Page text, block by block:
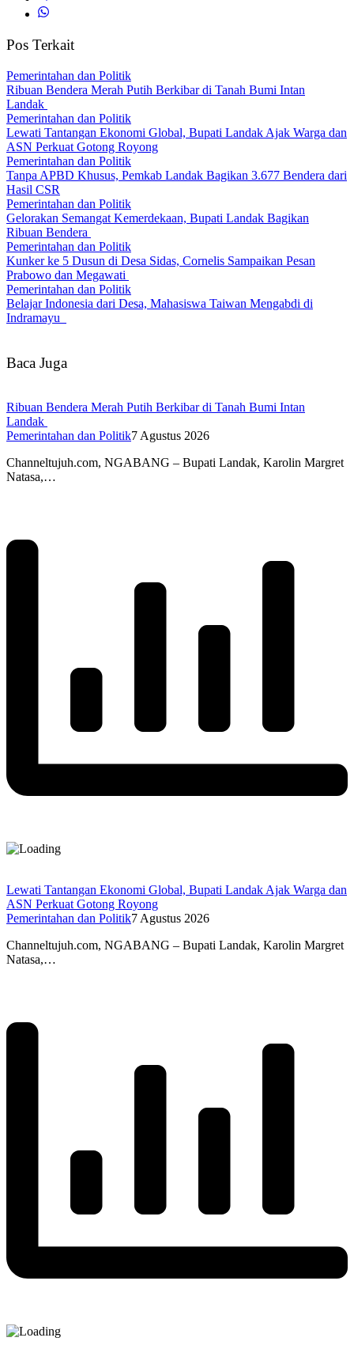
Pos Terkait
Pemerintahan dan Politik
Ribuan Bendera Merah Putih Berkibar di Tanah Bumi Intan
Landak
Pemerintahan dan Politik
Lewati Tantangan Ekonomi Global, Bupati Landak Ajak Warga dan
ASN Perkuat Gotong Royong
Pemerintahan dan Politik
Tanpa APBD Khusus, Pemkab Landak Bagikan 3.677 Bendera dari
Hasil CSR
Pemerintahan dan Politik
Gelorakan Semangat Kemerdekaan, Bupati Landak Bagikan
Ribuan Bendera
Pemerintahan dan Politik
Kunker ke 5 Dusun di Desa Sidas, Cornelis Sampaikan Pesan
Prabowo dan Megawati
Pemerintahan dan Politik
Belajar Indonesia dari Desa, Mahasiswa Taiwan Mengabdi di
Indramayu
Baca Juga
Ribuan Bendera Merah Putih Berkibar di Tanah Bumi Intan
Landak
Pemerintahan dan Politik7 Agustus 2026
Channeltujuh.com, NGABANG – Bupati Landak, Karolin Margret
Natasa,…
Lewati Tantangan Ekonomi Global, Bupati Landak Ajak Warga dan
ASN Perkuat Gotong Royong
Pemerintahan dan Politik7 Agustus 2026
Channeltujuh.com, NGABANG – Bupati Landak, Karolin Margret
Natasa,…